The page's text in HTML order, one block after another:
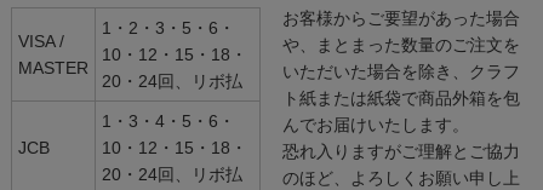
VISA /
MASTER
1・2・3・5・6・
10・12・15・18・
20・24回、リボ払
JCB
1・3・4・5・6・
10・12・15・18・
20・24回、リボ払
お客様からご要望があった場合
や、まとまった数量のご注文を
いただいた場合を除き、クラフ
ト紙または紙袋で商品外箱を包
んでお届けいたします。
恐れ入りますがご理解とご協力
のほど、よろしくお願い申し上